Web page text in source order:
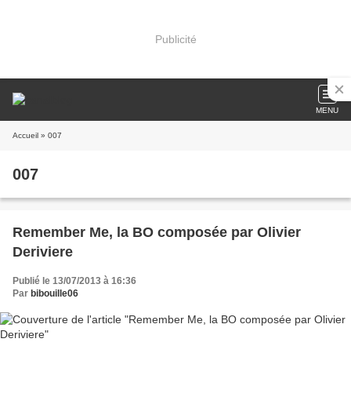
Publicité
MENU
Accueil » 007
007
Remember Me, la BO composée par Olivier
Deriviere
Publié le 13/07/2013 à 16:36
Par bibouille06